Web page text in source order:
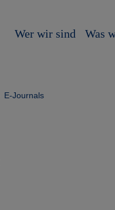
Wer wir sind Was
E-Journals